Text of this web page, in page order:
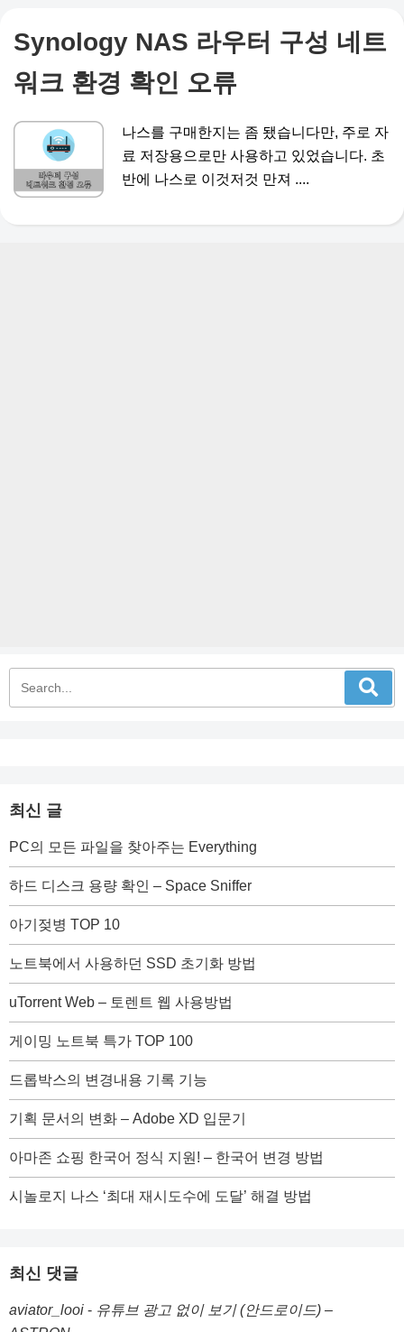
Synology NAS 라우터 구성 네트
워크 환경 확인 오류
나스를 구매한지는 좀 됐습니다만, 주로 자
료 저장용으로만 사용하고 있었습니다. 초
반에 나스로 이것저것 만져 ....
최신 글
PC의 모든 파일을 찾아주는 Everything
하드 디스크 용량 확인 – Space Sniffer
아기젖병 TOP 10
노트북에서 사용하던 SSD 초기화 방법
uTorrent Web – 토렌트 웹 사용방법
게이밍 노트북 특가 TOP 100
드롭박스의 변경내용 기록 기능
기획 문서의 변화 – Adobe XD 입문기
아마존 쇼핑 한국어 정식 지원! – 한국어 변경 방법
시놀로지 나스 ‘최대 재시도수에 도달’ 해결 방법
최신 댓글
aviator_looi - 유튜브 광고 없이 보기 (안드로이드) –